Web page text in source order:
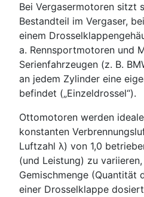
Bei Vergasermotoren sitzt
Bestandteil im Vergaser,
einem
a. Rennsportmotoren und
Serienfahrzeugen (z. B.
an jedem Zylinder eine
befindet („Einzeldrossel“).
Ottomotoren werden
konstanten
Luftzahl λ) von 1,0
(und Leistung) zu
Gemischmenge (Quantität
einer Drosselklappe